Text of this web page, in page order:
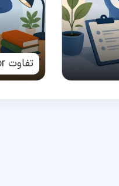
تفاوت error و mistake چیست؟